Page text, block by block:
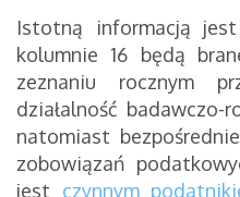
Istotną informacją
kolumnie 16 będą
zeznaniu rocznym
działalność badawczo-
natomiast
zobowiązań
jest czynnym